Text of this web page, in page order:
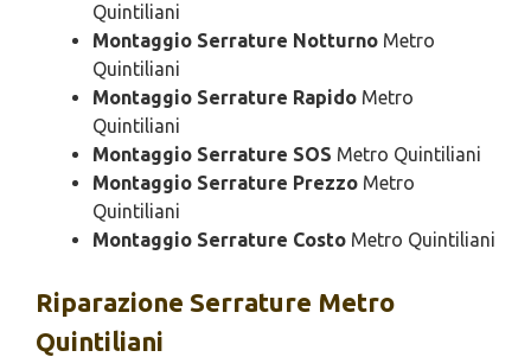
Quintiliani
Montaggio Serrature Notturno Metro
Quintiliani
Montaggio Serrature Rapido Metro
Quintiliani
Montaggio Serrature SOS Metro Quintiliani
Montaggio Serrature Prezzo Metro
Quintiliani
Montaggio Serrature Costo Metro Quintiliani
Riparazione Serrature Metro
Quintiliani